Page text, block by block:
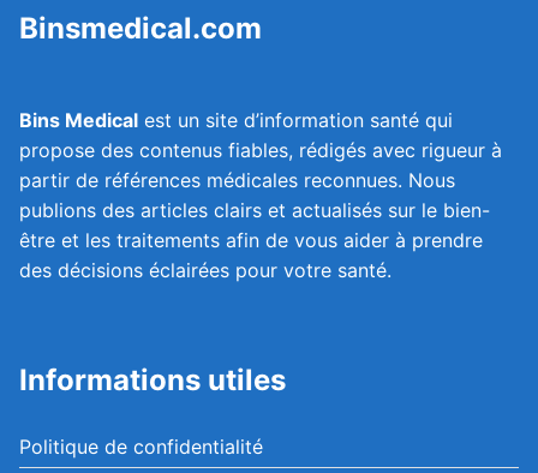
Binsmedical.com
Bins Medical est un site d’information santé qui
propose des contenus fiables, rédigés avec rigueur à
partir de références médicales reconnues. Nous
publions des articles clairs et actualisés sur le bien-
être et les traitements afin de vous aider à prendre
des décisions éclairées pour votre santé.
Informations utiles
Politique de confidentialité